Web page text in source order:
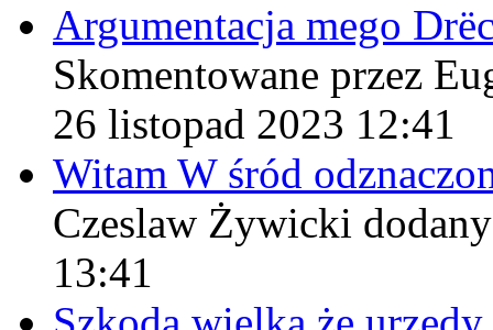
Argumentacja mego
Skomentowane przez
26 listopad 2023 12:41
Witam W śród
Czeslaw Żywicki
13:41